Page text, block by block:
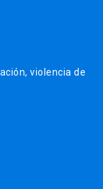
violencia de